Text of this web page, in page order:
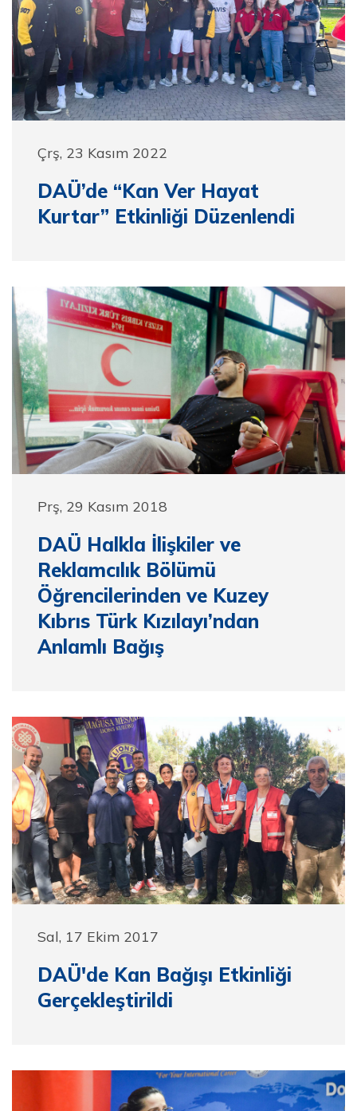
Çrş, 23 Kasım 2022
DAÜ’de “Kan Ver Hayat
Kurtar” Etkinliği Düzenlendi
Prş, 29 Kasım 2018
DAÜ Halkla İlişkiler ve
Reklamcılık Bölümü
Öğrencilerinden ve Kuzey
Kıbrıs Türk Kızılayı’ndan
Anlamlı Bağış
Sal, 17 Ekim 2017
DAÜ'de Kan Bağışı Etkinliği
Gerçekleştirildi